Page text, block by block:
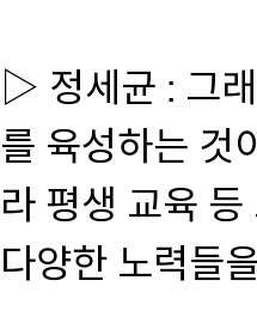
▷ 정세균 : 그
를 육성하는 것
라 평생 교육
다양한 노력들